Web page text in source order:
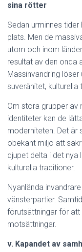
sina rötter
Sedan urminnes
plats. Men de
utom och inom
resultat av den onda
Massinvandring löser
suveränitet,
Om stora grupper av
identiteter kan de
moderniteten. Det är
obekant miljö att
djupet delta i det
kulturella traditioner.
Nyanlända
vänsterpartier.
förutsättningar för
motsättningar.
v. Kapandet av